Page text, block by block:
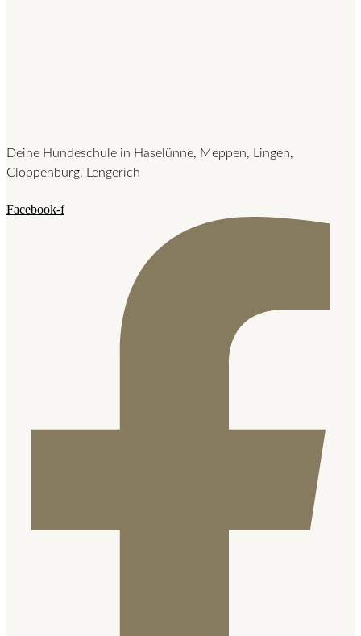
Deine Hundeschule in Haselünne, Meppen, Lingen,
Cloppenburg, Lengerich
Facebook-f